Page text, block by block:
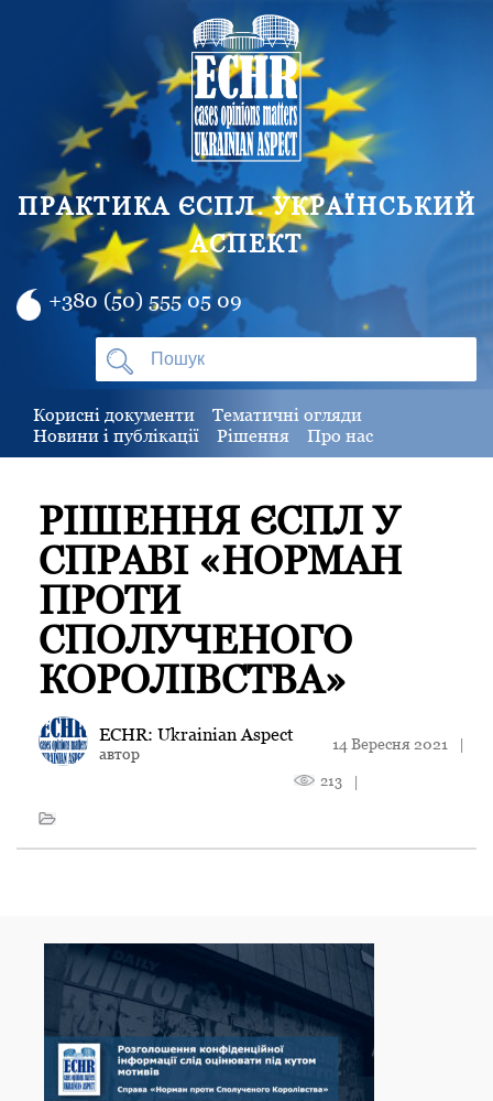
ПРАКТИКА ЄСПЛ. УКРАЇНСЬКИЙ
АСПЕКТ
+380 (50) 555 05 09
Корисні документи
Тематичні огляди
Новини і публікації
Рішення Про нас
РІШЕННЯ ЄСПЛ У
СПРАВІ «НОРМАН
ПРОТИ
СПОЛУЧЕНОГО
КОРОЛІВСТВА»
ECHR: Ukrainian Aspect
автор
14 Вересня 2021 |
213 |